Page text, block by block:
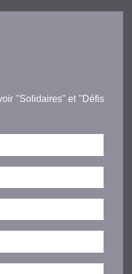
"Solidaires" et "Défis